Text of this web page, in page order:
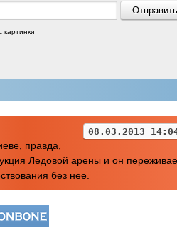
картинки
08.03.2013
правда,
Ледовой арены и он
без нее.